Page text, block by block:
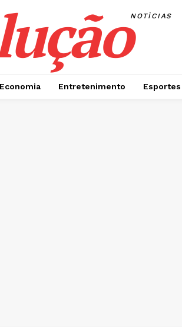
NOTÌCIAS
Economia Entretenimento Esportes